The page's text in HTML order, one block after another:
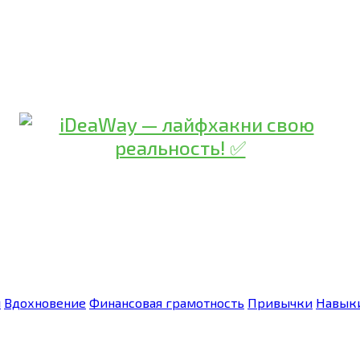
Вдохновение Финансовая грамотность Привычки